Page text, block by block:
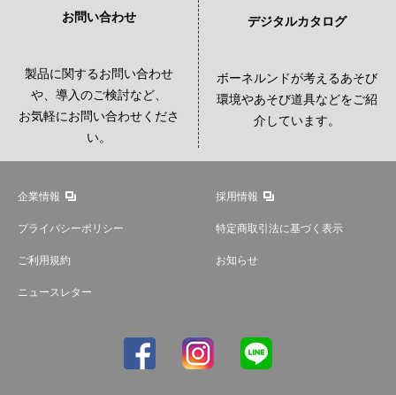
お問い合わせ
製品に関するお問い合わせ
や、導入のご検討など、
お気軽にお問い合わせくださ
い。
デジタルカタログ
ボーネルンドが考えるあそび
環境やあそび道具などをご紹
介しています。
企業情報 採用情報
プライバシーポリシー 特定商取引法に基づく表示
ご利用規約 お知らせ
ニュースレター